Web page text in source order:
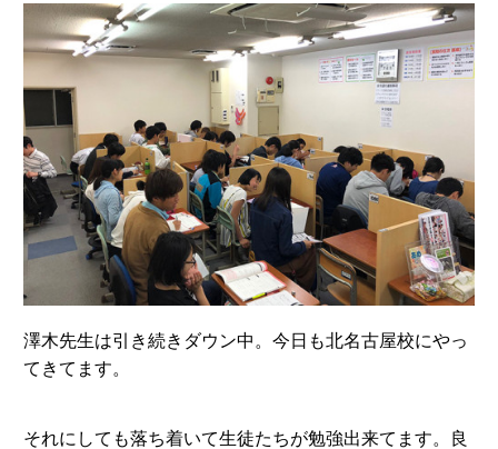
澤木先生は引き続きダウン中。今日も北名古屋校にやっ
てきてます。
それにしても落ち着いて生徒たちが勉強出来てます。良